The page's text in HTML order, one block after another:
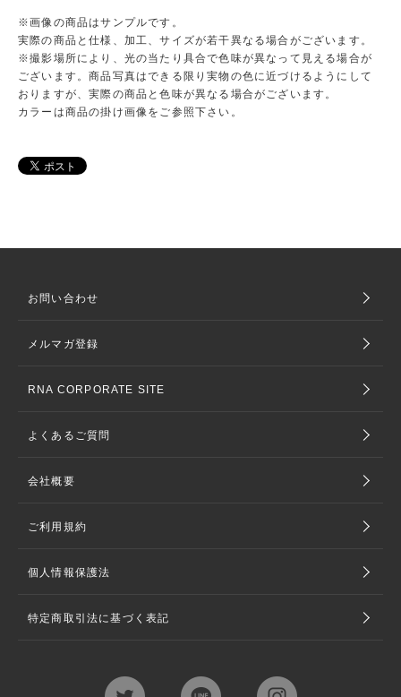
※画像の商品はサンプルです。
実際の商品と仕様、加工、サイズが若干異なる場合がございます。
※撮影場所により、光の当たり具合で色味が異なって見える場合が
ございます。商品写真はできる限り実物の色に近づけるようにして
おりますが、実際の商品と色味が異なる場合がございます。
カラーは商品の掛け画像をご参照下さい。
お問い合わせ
メルマガ登録
RNA CORPORATE SITE
よくあるご質問
会社概要
ご利用規約
個人情報保護法
特定商取引法に基づく表記